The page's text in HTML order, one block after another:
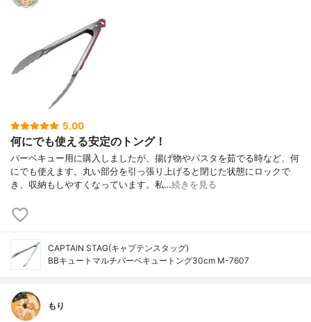
5.00
何にでも使える安定のトング！
バーベキュー用に購入しましたが、揚げ物やパスタを茹でる時など、何
にでも使えます。丸い部分を引っ張り上げると閉じた状態にロックで
き、収納もしやすくなっています。私…続きを見る
CAPTAIN STAG(キャプテンスタッグ)
BBキュートマルチバーベキュートング30cm M-7607
もり